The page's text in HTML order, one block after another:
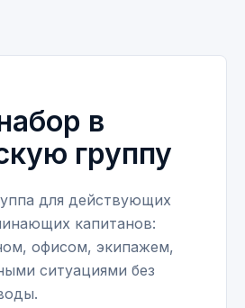
в
группу
для действующих
капитанов:
офисом, экипажем,
ситуациями без